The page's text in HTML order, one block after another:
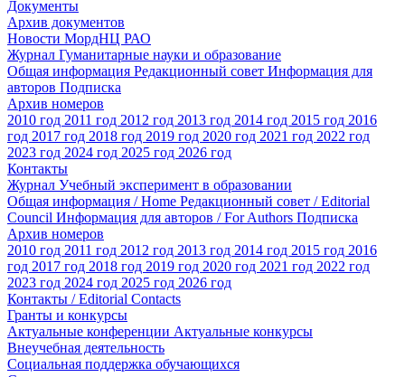
Документы
Архив документов
Новости МордНЦ РАО
Журнал Гуманитарные науки и образование
Общая информация Редакционный совет Информация для
авторов Подписка
Архив номеров
2010 год 2011 год 2012 год 2013 год 2014 год 2015 год 2016
год 2017 год 2018 год 2019 год 2020 год 2021 год 2022 год
2023 год 2024 год 2025 год 2026 год
Контакты
Журнал Учебный эксперимент в образовании
Общая информация / Home Редакционный совет / Editorial
Council Информация для авторов / For Authors Подписка
Архив номеров
2010 год 2011 год 2012 год 2013 год 2014 год 2015 год 2016
год 2017 год 2018 год 2019 год 2020 год 2021 год 2022 год
2023 год 2024 год 2025 год 2026 год
Контакты / Editorial Contacts
Гранты и конкурсы
Актуальные конференции Актуальные конкурсы
Внеучебная деятельность
Социальная поддержка обучающихся